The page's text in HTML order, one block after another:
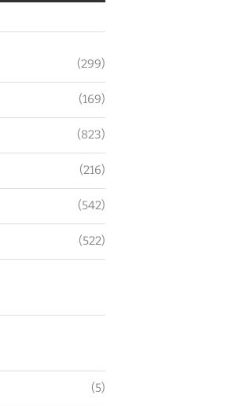
(299)
(169)
(823)
(216)
(542)
(522)
(5)